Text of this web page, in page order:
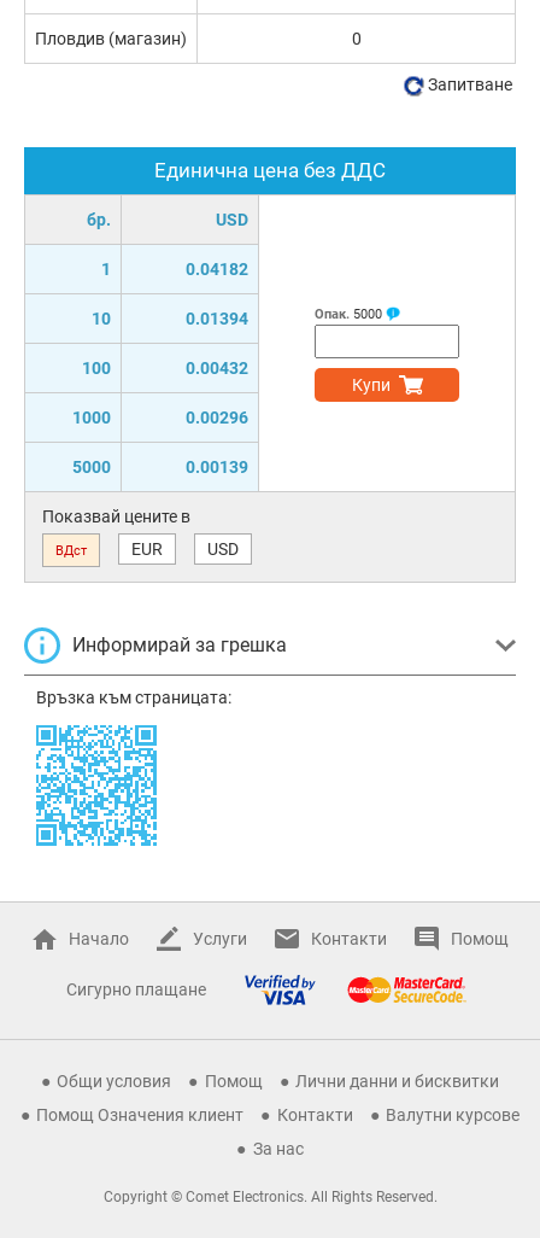
Единична цена без ДДС
бр. USD
1 0.04182
10 0.01394
100 0.00432
1000 0.00296
5000 0.00139
Опак. 5000
Купи
Показвай цените в
ВДст EUR USD
Информирай за грешка
Връзка към страницата:
Пловдив (магазин) 0
Запитване
Начало Услуги Контакти Помощ
Сигурно плащане
Общи условия Помощ
Лични данни и бисквитки
Помощ Означения клиент
Контакти
Валутни курсове
За нас
Copyright © Comet Electronics. All Rights Reserved.